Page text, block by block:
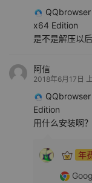
x64 Edition
是不是解压以
阿信
2018年6月17日
Edition
用什么安装啊？
年